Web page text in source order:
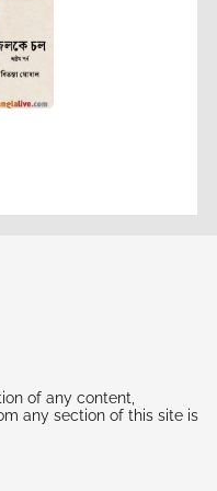
of any content,
any section of this site is